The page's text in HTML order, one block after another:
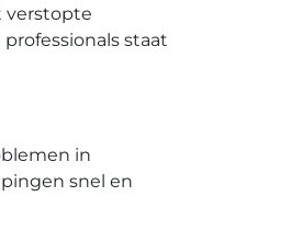
verstopte
staat
in
snel en